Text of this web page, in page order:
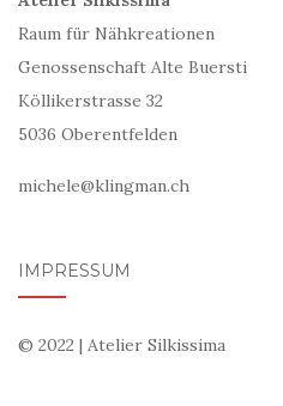
Raum für Nähkreationen
Genossenschaft Alte Buersti
Köllikerstrasse 32
5036 Oberentfelden
michele@klingman.ch
IMPRESSUM
© 2022 | Atelier Silkissima